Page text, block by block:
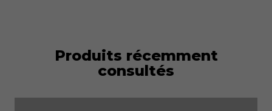
Produits récemment
consultés